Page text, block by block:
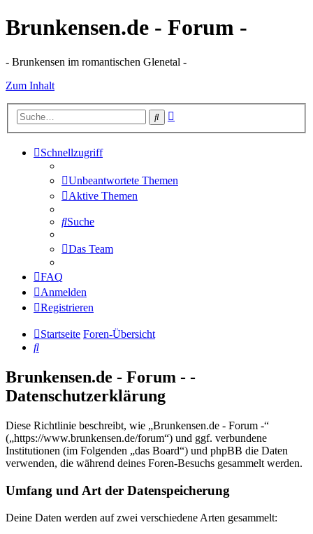
Brunkensen.de - Forum -
- Brunkensen im romantischen Glenetal -
Zum Inhalt
Suche
Schnellzugriff
Unbeantwortete Themen
Aktive Themen
Suche
Das Team
FAQ
Anmelden
Registrieren
Startseite Foren-Übersicht
Suche
Brunkensen.de - Forum - -
Datenschutzerklärung
Diese Richtlinie beschreibt, wie „Brunkensen.de - Forum -“
(„https://www.brunkensen.de/forum“) und ggf. verbundene
Institutionen (im Folgenden „das Board“) und phpBB die Daten
verwenden, die während deines Foren-Besuchs gesammelt werden.
Umfang und Art der Datenspeicherung
Deine Daten werden auf zwei verschiedene Arten gesammelt: